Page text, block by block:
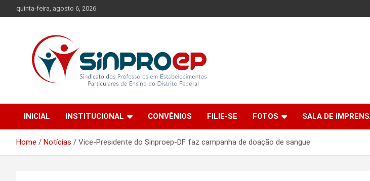
to
quinta-feira, agosto 6, 2026
Sinproep-DF
de Ensino do Distrito Federal
INICIAL
INSTITUCIONAL CONVÊNIOS FILIE-SE FOTOS SALA DE
Home Notícias Vice-Presidente do Sinproep-DF faz campanha de doação de sangue